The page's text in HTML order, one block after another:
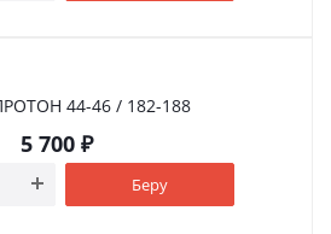
44-46 / 182-188
5 700₽
Беру